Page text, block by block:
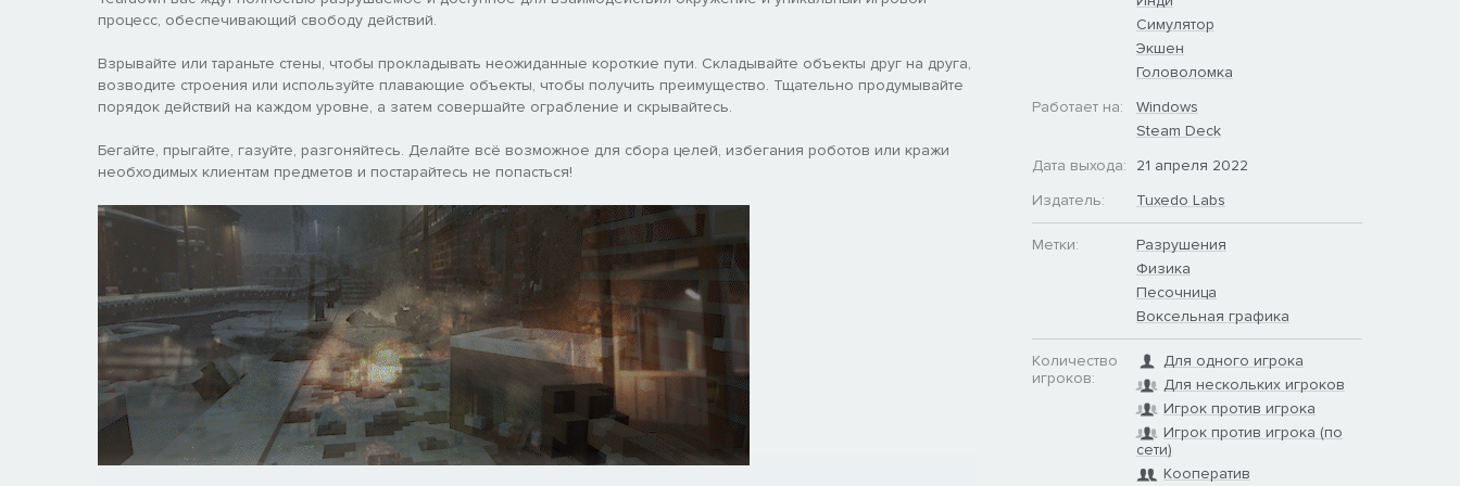
процесс, обеспечивающий свободу действий.
Взрывайте или тараньте стены, чтобы прокладывать неожиданные короткие пути. Складывайте объекты друг на друга,
возводите строения или используйте плавающие объекты, чтобы получить преимущество. Тщательно продумывайте
порядок действий на каждом уровне, а затем совершайте ограбление и скрывайтесь.
Бегайте, прыгайте, газуйте, разгоняйтесь. Делайте всё возможное для сбора целей, избегания роботов или кражи
необходимых клиентам предметов и постарайтесь не попасться!
Симулятор
Экшен
Головоломка
Работает на:
Windows
Steam Deck
Дата выхода:
21 апреля 2022
Издатель:
Tuxedo Labs
Метки:
Разрушения
Физика
Песочница
Воксельная графика
Количество
игроков:
Для одного игрока
Для нескольких игроков
Игрок против игрока
Игрок против игрока (по
сети)
Кооператив